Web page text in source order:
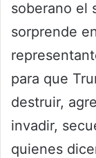
soberano el
sorprende
para que
destruir,
invadir,
quienes